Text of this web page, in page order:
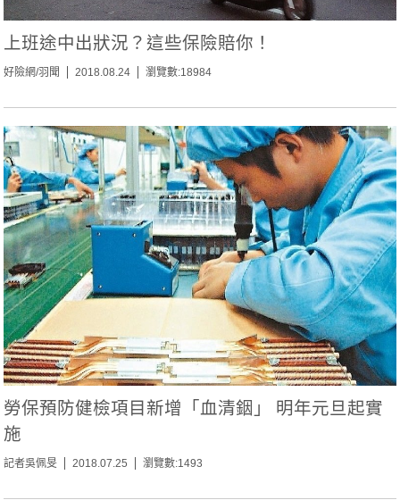
上班途中出狀況？這些保險賠你！
好險網/羽聞 2018.08.24 瀏覽數:18984
勞保預防健檢項目新增「血清銦」 明年元旦起實
施
記者吳佩旻 2018.07.25 瀏覽數:1493